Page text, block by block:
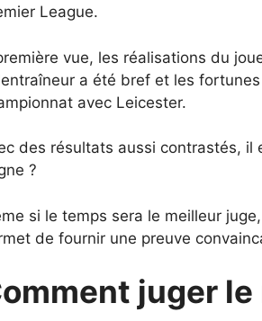
League.
vue, les réalisations du
a été bref et les
avec Leicester.
des résultats aussi contrastés,
?
si le temps sera le meilleur
de fournir une preuve
juger